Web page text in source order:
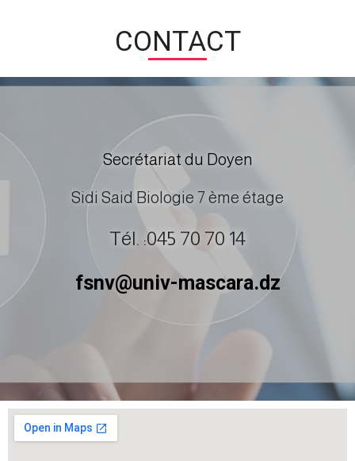
CONTACT
Secrétariat du Doyen
Sidi Said Biologie 7 ème étage
Tél. :045 70 70 14
fsnv@univ-mascara.dz